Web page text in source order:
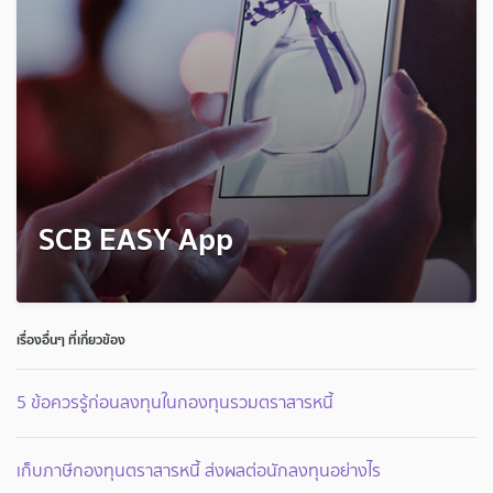
SCB EASY App
เรื่องอื่นๆ ที่เกี่ยวข้อง
5 ข้อควรรู้ก่อนลงทุนในกองทุนรวมตราสารหนี้
เก็บภาษีกองทุนตราสารหนี้ ส่งผลต่อนักลงทุนอย่างไร